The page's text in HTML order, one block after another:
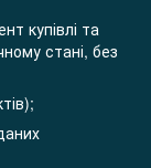
купівлі та
стані, без